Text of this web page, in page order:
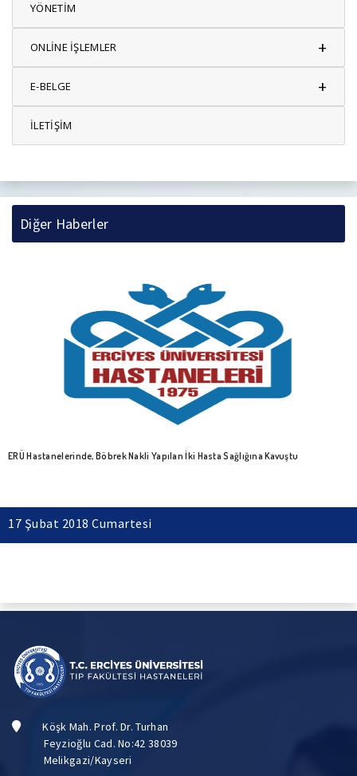
YÖNETİM
ONLİNE İŞLEMLER +
E-BELGE +
İLETİŞİM
Diğer Haberler
ERÜ Hastanelerinde, Böbrek Nakli Yapılan İki Hasta Sağlığına Kavuştu
17 Şubat 2018 Cumartesi
Köşk Mah. Prof. Dr. Turhan
Feyzioğlu Cad. No:42 38039
Melikgazi/Kayseri